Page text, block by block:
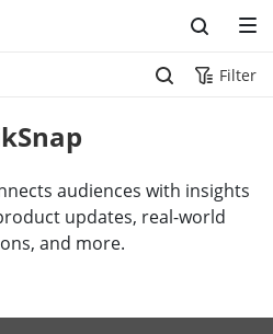
Filter
audiences with insights
updates, real-world
and more.